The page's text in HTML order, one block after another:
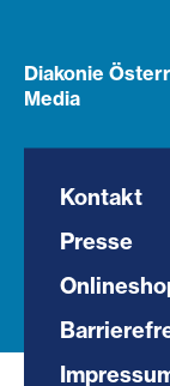
Diakonie
Media
Kontakt
Presse